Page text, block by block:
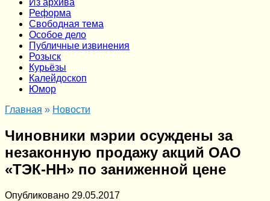
Из архива
Реформа
Cвободная тема
Особое дело
Публичные извинения
Розыск
Курьёзы
Калейдоскоп
Юмор
Главная » Новости
Чиновники мэрии осуждены за
незаконную продажу акций ОАО
«ТЭК-НН» по заниженной цене
Опубликовано 29.05.2017